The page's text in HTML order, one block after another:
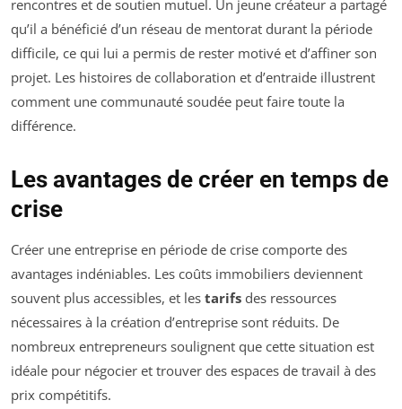
rencontres et de soutien mutuel. Un jeune créateur a partagé
qu’il a bénéficié d’un réseau de mentorat durant la période
difficile, ce qui lui a permis de rester motivé et d’affiner son
projet. Les histoires de collaboration et d’entraide illustrent
comment une communauté soudée peut faire toute la
différence.
Les avantages de créer en temps de
crise
Créer une entreprise en période de crise comporte des
avantages indéniables. Les coûts immobiliers deviennent
souvent plus accessibles, et les tarifs des ressources
nécessaires à la création d’entreprise sont réduits. De
nombreux entrepreneurs soulignent que cette situation est
idéale pour négocier et trouver des espaces de travail à des
prix compétitifs.